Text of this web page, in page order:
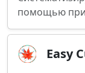
помощью
Easy